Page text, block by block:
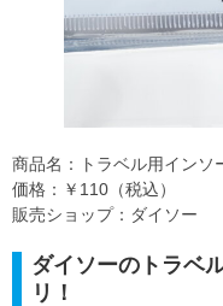
商品名：トラベル用インソ
価格：￥110（税込）
販売ショップ：ダイソー
ダイソーのトラベ
リ！